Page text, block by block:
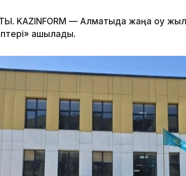
KAZINFORM — Алматыда жаңа оқу
ашылады.